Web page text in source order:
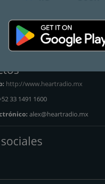
FM
: Online
: Online
http://www.heartradio.mx
33 1491 1600
alex@heartradio.mx